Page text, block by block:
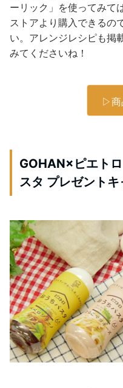
ーリック」を使ってみて
ストアより購入できるの
い。アレンジレシピも掲
みてくださいね！
▷商
GOHAN×ピエト
スタ プレゼント